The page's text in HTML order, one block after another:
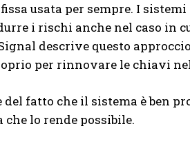
usata per sempre. I
i rischi anche nel caso in
descrive questo
per rinnovare le chiavi
fatto che il sistema è ben
lo rende possibile.